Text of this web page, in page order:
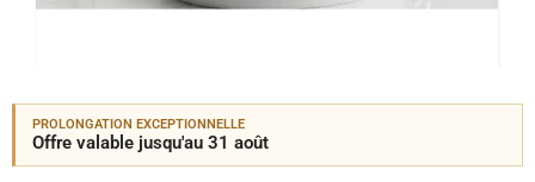
PROLONGATION EXCEPTIONNELLE
Offre valable jusqu'au 31 août